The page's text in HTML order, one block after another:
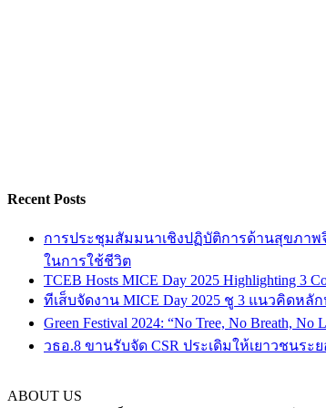
Recent Posts
การประชุมสัมมนาเชิงปฏิบัติการด้านสุขภาพจิ
ในการใช้ชีวิต
TCEB Hosts MICE Day 2025 Highlighting 3
ทีเส็บจัดงาน MICE Day 2025 ชู 3 แนวคิดหลัก
Green Festival 2024: “No Tree, No Breath,
วธอ.8 ขานรับจัด CSR ประเดิมให้เยาวชนระย
ABOUT US